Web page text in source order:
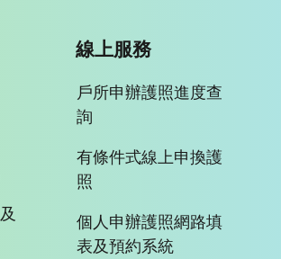
線上服務
戶所申辦護照進度查
詢
有條件式線上申換護
照
個人申辦護照網路填
表及預約系統